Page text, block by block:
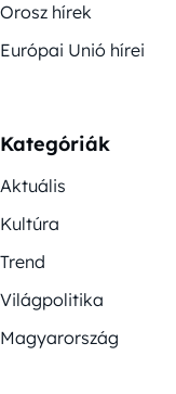
Orosz hírek
Európai Unió hírei
Kategóriák
Aktuális
Kultúra
Trend
Világpolitika
Magyarország